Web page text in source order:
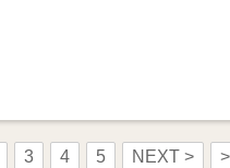
3 4 5 NEXT >